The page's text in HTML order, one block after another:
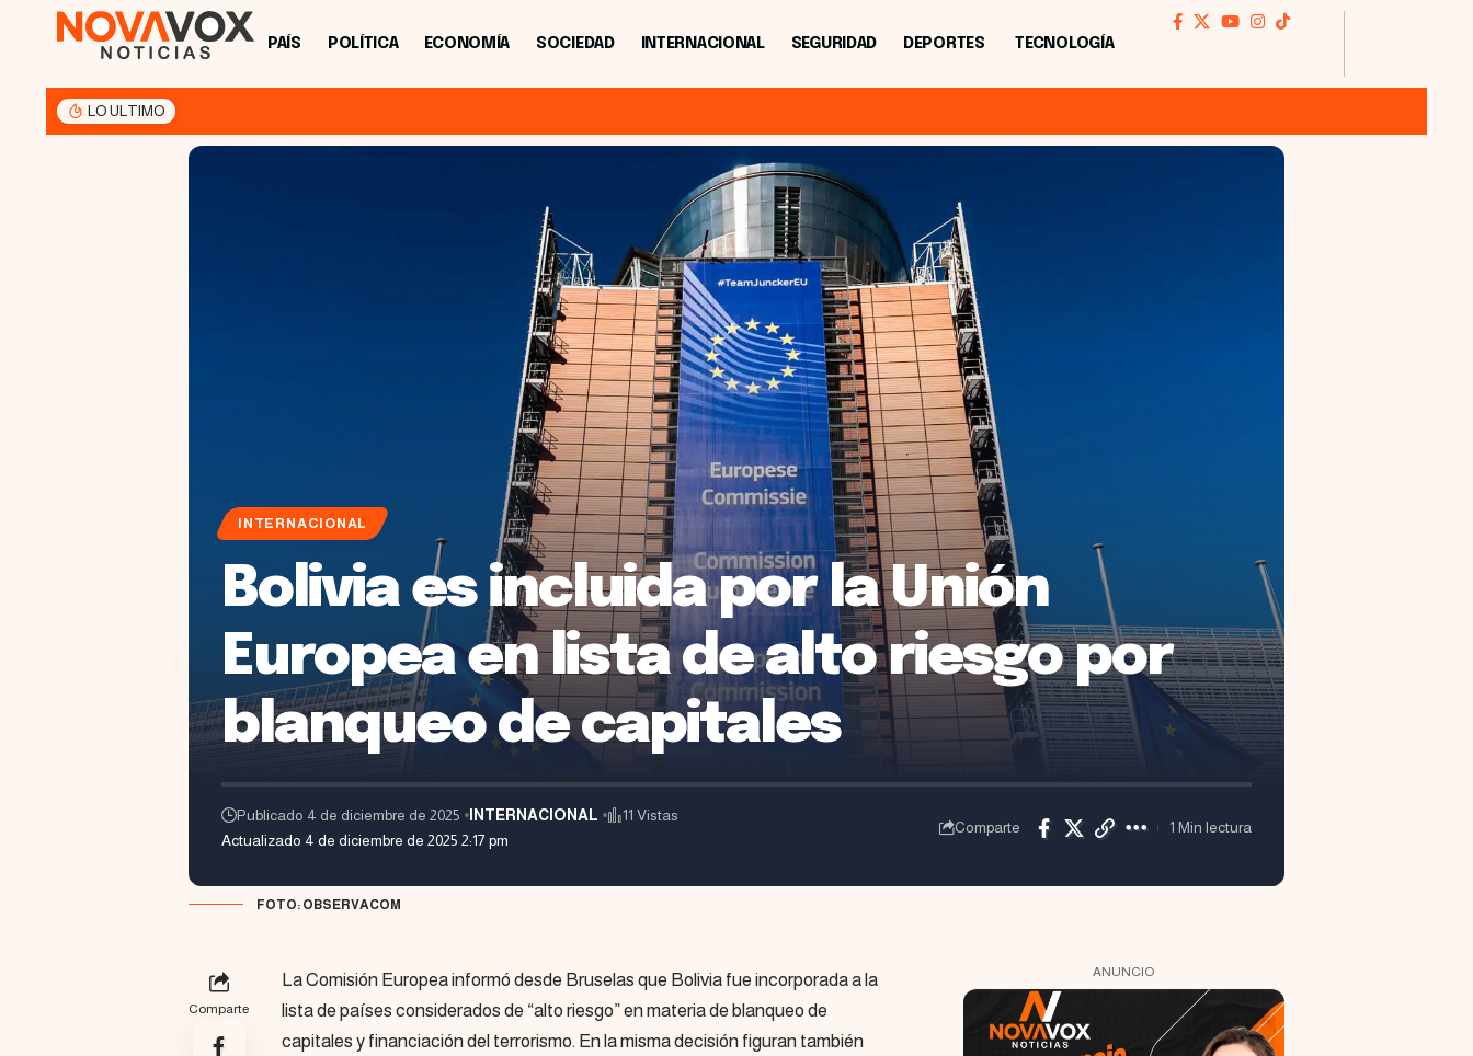
PAÍS POLÍTICA ECONOMÍA SOCIEDAD INTERNACIONAL SEGURIDAD DEPORTES TECNOLOGÍA
LO ULTIMO
INTERNACIONAL
Bolivia es incluida por la Unión
Europea en lista de alto riesgo por
blanqueo de capitales
Actualizado 4 de diciembre de 2025 2:17 pm
Publicado 4 de diciembre de 2025 INTERNACIONAL 11 Vistas
Comparte 1 Min lectura
FOTO: OBSERVACOM
Comparte
La Comisión Europea informó desde Bruselas que Bolivia fue incorporada a la
lista de países considerados de “alto riesgo” en materia de blanqueo de
capitales y financiación del terrorismo. En la misma decisión figuran también
ANUNCIO